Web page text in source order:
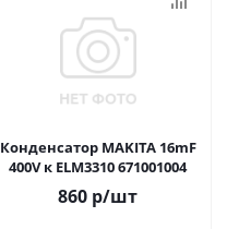
Конденсатор MAKITA 16mF
400V к ELM3310 671001004
860 р/шт